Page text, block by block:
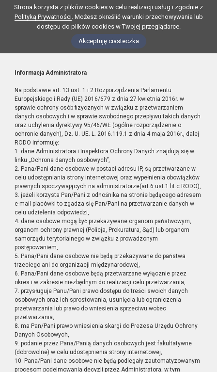
Strona korzysta z plików cookies w celu realizacji usług i zgodnie z
Polityką Prywatności. Możesz określić warunki przechowywania lub
dostępu do plików cookies w Twojej przeglądarce.
Akceptuję ciasteczka
Informacja Administratora
Na podstawie art. 13 ust. 1 i 2 Rozporządzenia Parlamentu
Europejskiego i Rady (UE) 2016/679 z dnia 27 kwietnia 2016r. w
sprawie ochrony osób fizycznych w związku z przetwarzaniem
danych osobowych i w sprawie swobodnego przepływu takich danych
oraz uchylenia dyrektywy 95/46/WE (ogólne rozporządzenie o
ochronie danych), Dz. U. UE. L. 2016.119.1 z dnia 4 maja 2016r., dalej
RODO informuję:
1. dane Administratora i Inspektora Ochrony Danych znajdują się w
linku „Ochrona danych osobowych”,
2. Pana/Pani dane osobowe w postaci adresu IP, są przetwarzane w
celu udostępniania strony internetowej oraz wypełnienia obowiązków
prawnych spoczywających na administratorze(art.6 ust.1 lit.c RODO),
3. jeżeli korzysta Pan/Pani z odnośnika na stronie będącego adresem
e-mail placówki to zgadza się Pan/Pani na przetwarzanie danych w
celu udzielenia odpowiedzi,
4. dane osobowe mogą być przekazywane organom państwowym,
organom ochrony prawnej (Policja, Prokuratura, Sąd) lub organom
samorządu terytorialnego w związku z prowadzonym
postępowaniem,
5. Pana/Pani dane osobowe nie będą przekazywane do państwa
trzeciego ani do organizacji międzynarodowej,
6. Pana/Pani dane osobowe będą przetwarzane wyłącznie przez
okres i w zakresie niezbędnym do realizacji celu przetwarzania,
7. przysługuje Panu/Pani prawo dostępu do treści swoich danych
osobowych oraz ich sprostowania, usunięcia lub ograniczenia
przetwarzania lub prawo do wniesienia sprzeciwu wobec
przetwarzania,
8. ma Pan/Pani prawo wniesienia skargi do Prezesa Urzędu Ochrony
Danych Osobowych,
9. podanie przez Pana/Panią danych osobowych jest fakultatywne
(dobrowolne) w celu udostępnienia strony internetowej,
10. Pana/Pani dane osobowe nie będą podlegały zautomatyzowanym
procesom podejmowania decyzji przez Administratora, w tym